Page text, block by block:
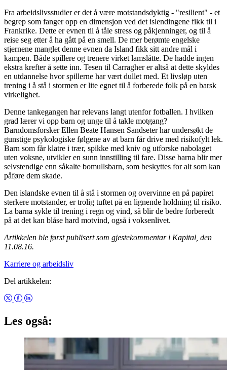
Fra arbeidslivsstudier er det å være motstandsdyktig - "resilient" - et
begrep som fanger opp en dimensjon ved det islendingene fikk til i
Frankrike. Dette er evnen til å tåle stress og påkjenninger, og til å
reise seg etter å ha gått på en smell. De mer berømte engelske
stjernene manglet denne evnen da Island fikk sitt andre mål i
kampen. Både spillere og trenere virket lamslåtte. De hadde ingen
ekstra krefter å sette inn. Tesen til Carragher er altså at dette skyldes
en utdannelse hvor spillerne har vært dullet med. Et livsløp uten
trening i å stå i stormen er lite egnet til å forberede folk på en barsk
virkelighet.
Denne tankegangen har relevans langt utenfor fotballen. I hvilken
grad lærer vi opp barn og unge til å takle motgang?
Barndomsforsker Ellen Beate Hansen Sandseter har undersøkt de
gunstige psykologiske følgene av at barn får drive med risikofylt lek.
Barn som får klatre i trær, spikke med kniv og utforske nabolaget
uten voksne, utvikler en sunn innstilling til fare. Disse barna blir mer
selvstendige enn såkalte bomullsbarn, som beskyttes for alt som kan
påføre dem skade.
Den islandske evnen til å stå i stormen og overvinne en på papiret
sterkere motstander, er trolig tuftet på en lignende holdning til risiko.
La barna sykle til trening i regn og vind, så blir de bedre forberedt
på at det kan blåse hard motvind, også i voksenlivet.
Artikkelen ble først publisert som gjestekommentar i Kapital, den
11.08.16.
Karriere og arbeidsliv
Del artikkelen:
Les også: